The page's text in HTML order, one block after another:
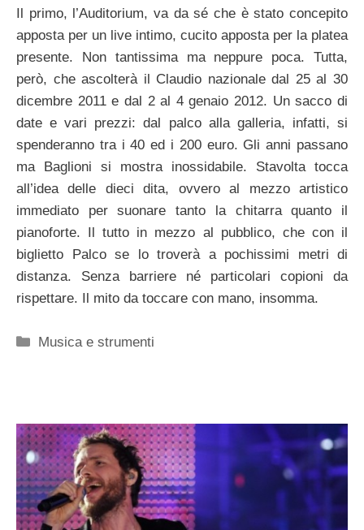
Il primo, l’Auditorium, va da sé che è stato concepito
apposta per un live intimo, cucito apposta per la platea
presente. Non tantissima ma neppure poca. Tutta,
però, che ascolterà il Claudio nazionale dal 25 al 30
dicembre 2011 e dal 2 al 4 genaio 2012. Un sacco di
date e vari prezzi: dal palco alla galleria, infatti, si
spenderanno tra i 40 ed i 200 euro. Gli anni passano
ma Baglioni si mostra inossidabile. Stavolta tocca
all’idea delle dieci dita, ovvero al mezzo artistico
immediato per suonare tanto la chitarra quanto il
pianoforte. Il tutto in mezzo al pubblico, che con il
biglietto Palco se lo troverà a pochissimi metri di
distanza. Senza barriere né particolari copioni da
rispettare. Il mito da toccare con mano, insomma.
Categorie
Musica e strumenti